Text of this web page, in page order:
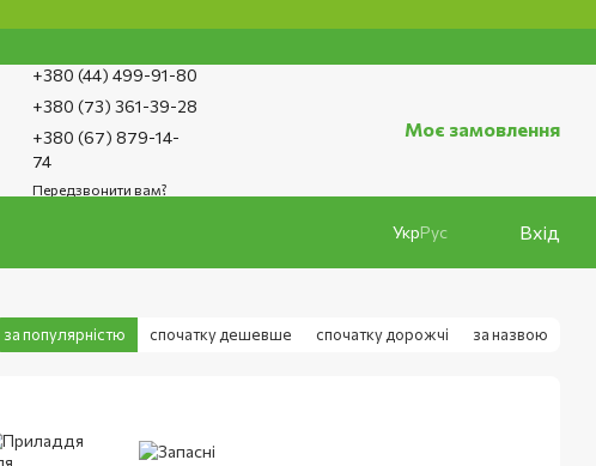
+380 (44) 499-91-80
+380 (73) 361-39-28
+380 (67) 879-14-
74
Передзвонити вам?
Моє замовлення
УкрРус Вхід
за популярністю спочатку дешевше спочатку дорожчі за назвою